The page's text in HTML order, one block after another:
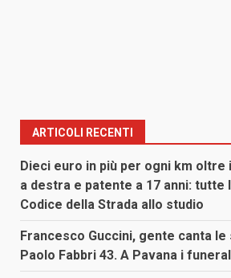
ARTICOLI RECENTI
Dieci euro in più per ogni km
a destra e patente a 17 anni: tutte
Codice della Strada allo studio
Francesco Guccini, gente canta
Paolo Fabbri 43. A Pavana i